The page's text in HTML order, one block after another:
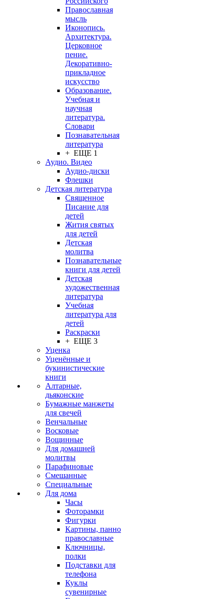
Православная
мысль
Иконопись.
Архитектура.
Церковное
пение.
Декоративно-
прикладное
искусство
Образование.
Учебная и
научная
литература.
Словари
Познавательная
литература
+ ЕЩЕ 1
Аудио. Видео
Аудио-диски
Флешки
Детская литература
Священное
Писание для
детей
Жития святых
для детей
Детская
молитва
Познавательные
книги для детей
Детская
художественная
литература
Учебная
литература для
детей
Раскраски
+ ЕЩЕ 3
Уценка
Уценённые и
букинистические
книги
Алтарные,
дьяконские
Бумажные манжеты
для свечей
Венчальные
Восковые
Вощинные
Для домашней
молитвы
Парафиновые
Смешанные
Специальные
Для дома
Часы
Фоторамки
Фигурки
Картины, панно
православные
Ключницы,
полки
Подставки для
телефона
Куклы
сувенирные